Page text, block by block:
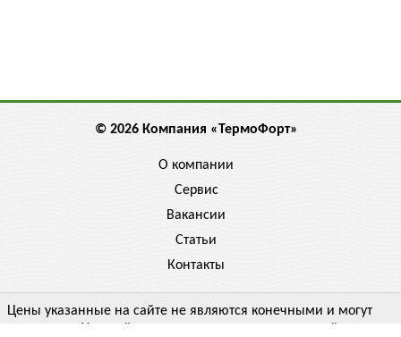
© 2026 Компания «ТермоФорт»
О компании
Сервис
Вакансии
Статьи
Контакты
Цены указанные на сайте не являются конечными и могут